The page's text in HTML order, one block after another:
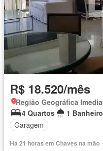
R$ 18.520/mês
4 Quartos
1 Banheiro
Garagem
Há 21 horas em Chaves na mão